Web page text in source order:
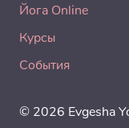
Йога Online
Курсы
События
© 2026 Evgesha